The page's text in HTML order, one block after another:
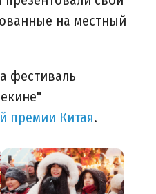
на местный
фестиваль
премии Китая.